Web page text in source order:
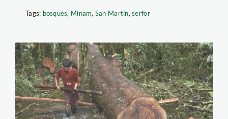
Tags: bosques, Minam, San Martín,serfor
shi09